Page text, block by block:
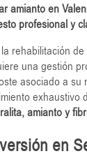
amianto en
profesional y
rehabilitación
una gestión
asociado a
amianto y
en